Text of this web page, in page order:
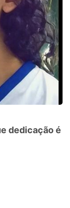
dedicação é